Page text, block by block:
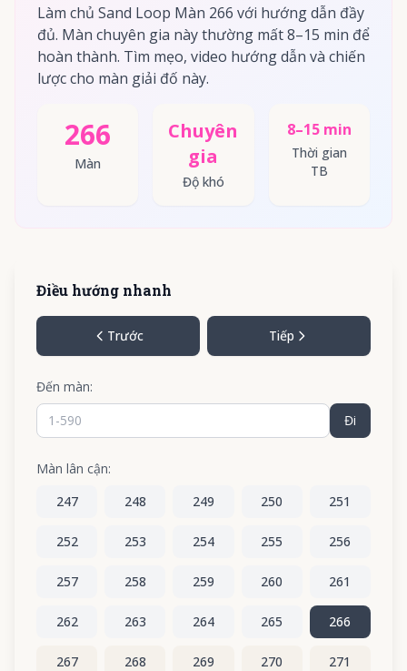
Làm chủ Sand Loop Màn 266 với hướng dẫn đầy
đủ. Màn chuyên gia này thường mất 8–15 min để
hoàn thành. Tìm mẹo, video hướng dẫn và chiến
lược cho màn giải đố này.
266
Màn
Chuyên
gia
Độ khó
8–15 min
Thời gian
TB
Điều hướng nhanh
Trước Tiếp
Đến màn:
Đi
Màn lân cận:
247
248 249 250 251
252 253 254 255 256
257 258 259 260 261
262 263 264 265 266
267 268 269 270 271